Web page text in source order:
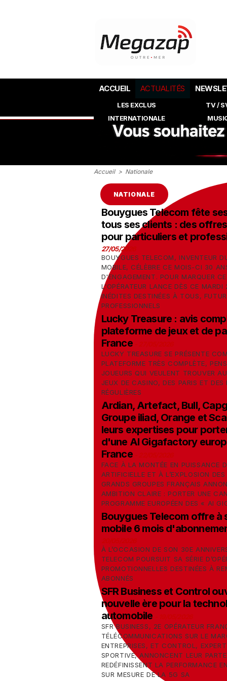
ACCUEIL ACTUALITÉS
LES EXCLUS TV /
INTERNATIONALE
Accueil > Nationale
NATIONALE
Bouygues Telecom fête
tous ses clients : des
pour particuliers et
27/05/2026
BOUYGUES TELECOM, INVENTEUR
MOBILE, CÉLÈBRE CE MOIS-CI 30
D'ENGAGEMENT. POUR MARQUER
L'OPÉRATEUR LANCE DÈS CE
INÉDITES DESTINÉES À TOUS,
PROFESSIONNELS
Lucky Treasure : avis
plateforme de jeux et de
France
LUCKY TREASURE SE PRÉSENTE
PLATEFORME TRÈS COMPLÈTE,
JOUEURS QUI VEULENT TROUVER
JEUX DE CASINO, DES PARIS ET DES
RÉGULIÈRES
Ardian, Artefact, Bull,
Groupe iliad, Orange et
leurs expertises pour
d'une AI Gigafactory
France
FACE À LA MONTÉE EN PUISSANCE
ARTIFICIELLE ET À L’EXPLOSION
GRANDS GROUPES FRANÇAIS
AMBITION CLAIRE : PORTER UNE
PROGRAMME EUROPÉEN DES « AI
Bouygues Telecom offre à
mobile 6 mois
À L’OCCASION DE SON 30E
TELECOM POURSUIT SA SÉRIE
PROMOTIONNELLES DESTINÉES À
ABONNÉS
SFR Business et Control
nouvelle ère pour la
automobile
SFR BUSINESS, 2E OPÉRATEUR
TÉLÉCOMMUNICATIONS SUR LE
ENTREPRISES, ET CONTROL,
SPORTIVE, ANNONCENT LEUR
REDÉFINISSENT LA PERFORMANCE
SUR MESURE DE LA 5G SA